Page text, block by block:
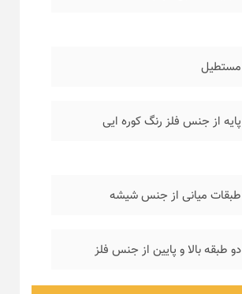
مستطیل
پایه از جنس فلز رنگ کوره ایی
طبقات میانی از جنس شیشه
دو طبقه بالا و پایین از جنس فلز